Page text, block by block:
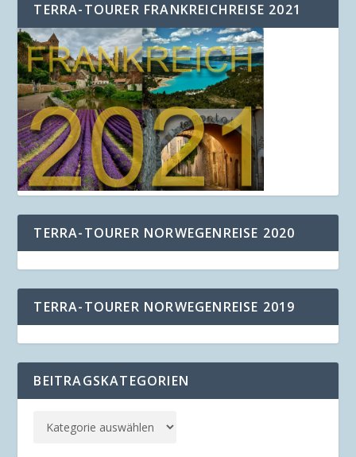
TERRA-TOURER FRANKREICHREISE 2021
TERRA-TOURER NORWEGENREISE 2020
TERRA-TOURER NORWEGENREISE 2019
BEITRAGSKATEGORIEN